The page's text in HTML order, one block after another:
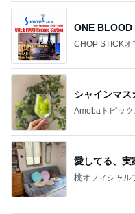
ONE BLOOD
CHOP STICKオ
シャインマス
Amebaトピック
愛してる、実
桃オフィシャル